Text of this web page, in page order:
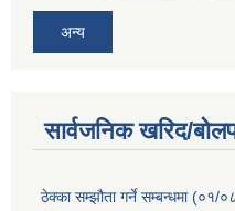
अन्य
सार्वजनिक खरिद/
ठेक्का सम्झौता गर्ने सम्बन्धमा